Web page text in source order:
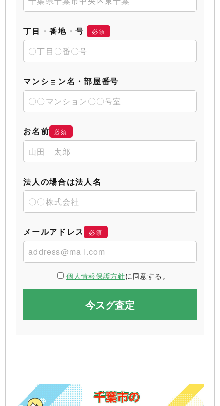
丁目・番地・号 必須
マンション名・部屋番号
お名前 必須
法人の場合は法人名
メールアドレス 必須
個人情報保護方針に同意する。